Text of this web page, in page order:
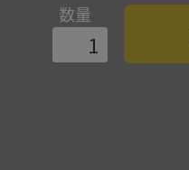
数量